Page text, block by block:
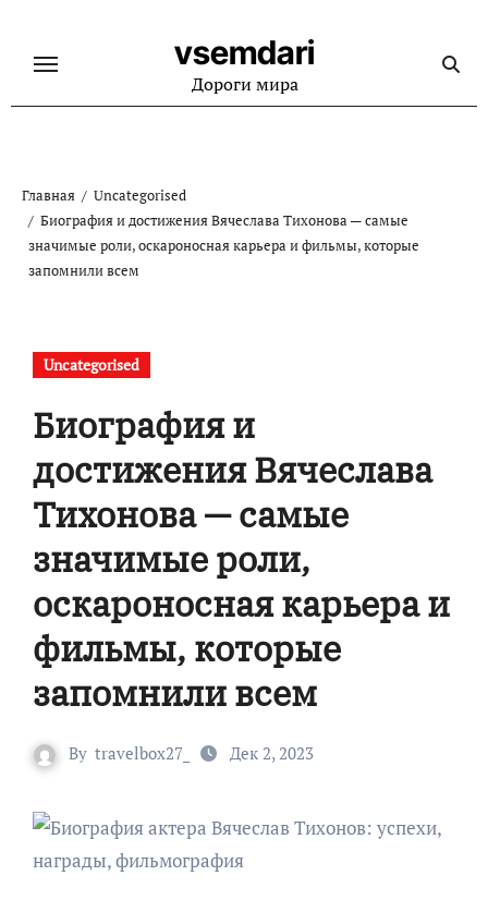
содержанию
vsemdari
Дороги мира
Главная
Uncategorised
Биография и достижения Вячеслава Тихонова — самые
значимые роли, оскароносная карьера и фильмы, которые
запомнили всем
Uncategorised
Биография и
достижения Вячеслава
Тихонова — самые
значимые роли,
оскароносная карьера и
фильмы, которые
запомнили всем
By travelbox27_ Дек 2, 2023